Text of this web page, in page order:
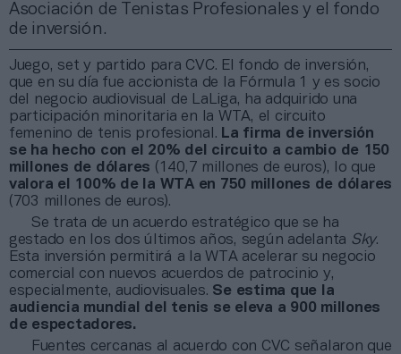
Asociación de Tenistas Profesionales y el fondo
de inversión.
Juego, set y partido para CVC. El fondo de inversión,
que en su día fue accionista de la Fórmula 1 y es socio
del negocio audiovisual de LaLiga, ha adquirido una
participación minoritaria en la WTA, el circuito
femenino de tenis profesional. La firma de inversión
se ha hecho con el 20% del circuito a cambio de 150
millones de dólares (140,7 millones de euros), lo que
valora el 100% de la WTA en 750 millones de dólares
(703 millones de euros).
Se trata de un acuerdo estratégico que se ha
gestado en los dos últimos años, según adelanta Sky.
Esta inversión permitirá a la WTA acelerar su negocio
comercial con nuevos acuerdos de patrocinio y,
especialmente, audiovisuales. Se estima que la
audiencia mundial del tenis se eleva a 900 millones
de espectadores.
Fuentes cercanas al acuerdo con CVC señalaron que